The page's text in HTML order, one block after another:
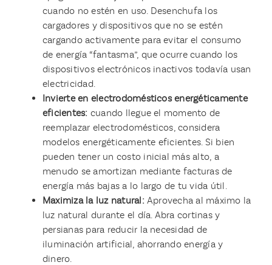
cuando no estén en uso. Desenchufa los
cargadores y dispositivos que no se estén
cargando activamente para evitar el consumo
de energía “fantasma”, que ocurre cuando los
dispositivos electrónicos inactivos todavía usan
electricidad.
Invierte en electrodomésticos energéticamente
eficientes: cuando llegue el momento de
reemplazar electrodomésticos, considera
modelos energéticamente eficientes. Si bien
pueden tener un costo inicial más alto, a
menudo se amortizan mediante facturas de
energía más bajas a lo largo de tu vida útil.
Maximiza la luz natural: Aprovecha al máximo la
luz natural durante el día. Abra cortinas y
persianas para reducir la necesidad de
iluminación artificial, ahorrando energía y
dinero.